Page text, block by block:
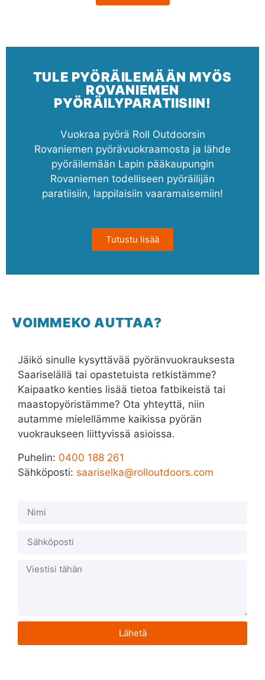
TULE PYÖRÄILEMÄÄN MYÖS
ROVANIEMEN
PYÖRÄILYPARATIISIIN!
Vuokraa pyörä Roll Outdoorsin
Rovaniemen pyörävuokraamosta ja lähde
pyöräilemään Lapin pääkaupungin
Rovaniemen todelliseen pyöräilijän
paratiisiin, lappilaisiin vaaramaisemiin!
Tutustu lisää
VOIMMEKO AUTTAA?
Jäikö sinulle kysyttävää pyöränvuokrauksesta
Saariselällä tai opastetuista retkistämme?
Kaipaatko kenties lisää tietoa fatbikeistä tai
maastopyöristämme? Ota yhteyttä, niin
autamme mielellämme kaikissa pyörän
vuokraukseen liittyvissä asioissa.
Puhelin: 0400 188 261
Sähköposti: saariselka@rolloutdoors.com
Lähetä